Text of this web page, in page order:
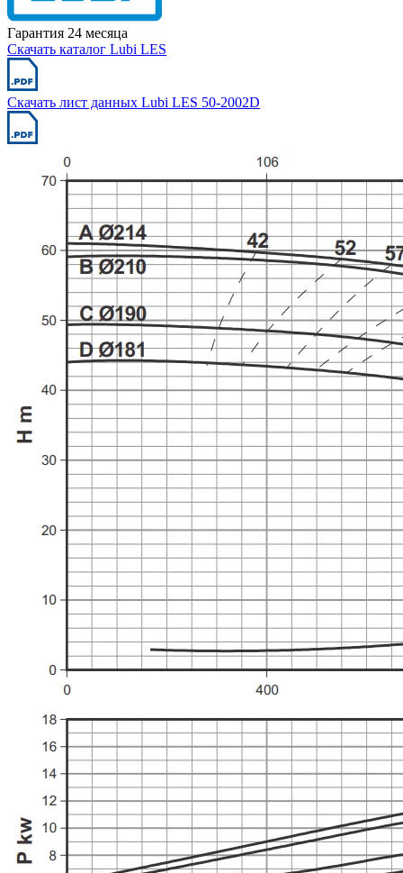
Гарантия 24 месяца
Скачать каталог Lubi LES
Скачать лист данных Lubi LES 50-2002D